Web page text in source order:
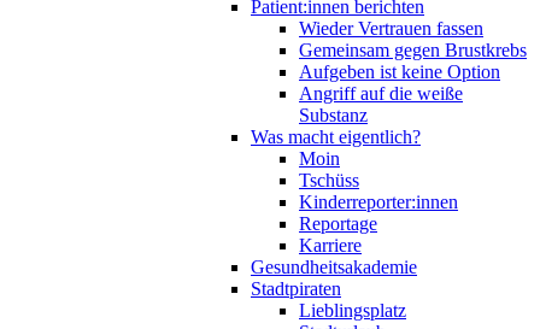
Patient:innen berichten
Wieder Vertrauen fassen
Gemeinsam gegen Brustkrebs
Aufgeben ist keine Option
Angriff auf die weiße
Substanz
Was macht eigentlich?
Moin
Tschüss
Kinderreporter:innen
Reportage
Karriere
Gesundheitsakademie
Stadtpiraten
Lieblingsplatz